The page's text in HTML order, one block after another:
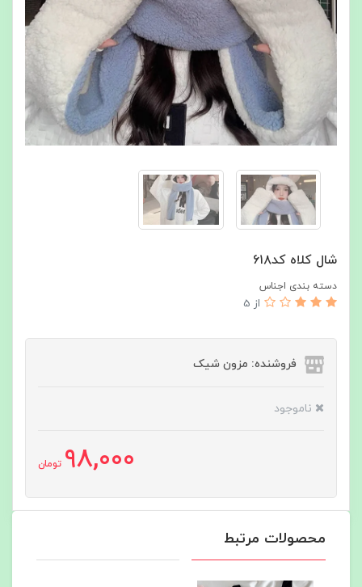
شال كلاه كد٦١٨
دسته بندی اجناس
از 5
فروشنده: مزون شیک
ناموجود
98,000 تومان
محصولات مرتبط